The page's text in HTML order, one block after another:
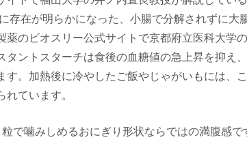
存在が明らかになった、小腸で分解されずに大
薬のビオスリー公式サイトで京都府立医科大学
タントスターチは食後の血糖値の急上昇を抑え
す。加熱後に冷やしたご飯やじゃがいもには、
れています。
で噛みしめるおにぎり形状ならではの満腹感